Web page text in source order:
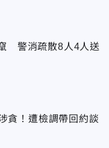
警消疏散8人4人送
貪！遭檢調帶回約談